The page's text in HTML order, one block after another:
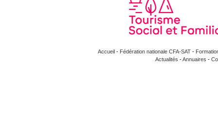
Accueil - Fédération nationale CFA-SAT -
Actualités -Annuaires -